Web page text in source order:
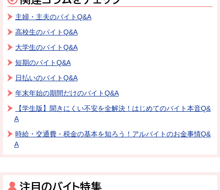
主婦・主夫のバイトQ&A
高校生のバイトQ&A
大学生のバイトQ&A
短期のバイトQ&A
日払いのバイトQ&A
年末年始の期間だけのバイトQ&A
【学生版】聞きにくい不安を全解決！はじめてのバイト本音Q&
A
時給・交通費・税金の基本を知ろう！アルバイトのお金事情Q&
A
注目のバイト特集